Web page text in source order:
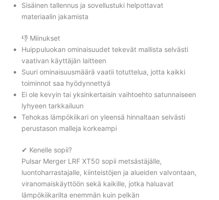
Sisäinen tallennus ja sovellustuki helpottavat
materiaalin jakamista
👎 Miinukset
Huippuluokan ominaisuudet tekevät mallista selvästi
vaativan käyttäjän laitteen
Suuri ominaisuusmäärä vaatii totuttelua, jotta kaikki
toiminnot saa hyödynnettyä
Ei ole kevyin tai yksinkertaisin vaihtoehto satunnaiseen
lyhyeen tarkkailuun
Tehokas lämpökiikari on yleensä hinnaltaan selvästi
perustason malleja korkeampi
✔ Kenelle sopii?
Pulsar Merger LRF XT50 sopii metsästäjälle,
luontoharrastajalle, kiinteistöjen ja alueiden valvontaan,
viranomaiskäyttöön sekä kaikille, jotka haluavat
lämpökiikarilta enemmän kuin pelkän